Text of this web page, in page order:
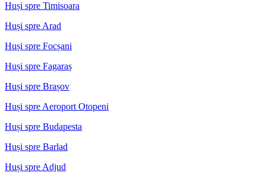
Huși spre Timisoara
Huși spre Arad
Huși spre Focșani
Huși spre Fagaraș
Huși spre Brașov
Huși spre Aeroport Otopeni
Huși spre Budapesta
Huși spre Barlad
Huși spre Adjud